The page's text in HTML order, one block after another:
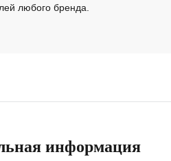
любого бренда.
информация